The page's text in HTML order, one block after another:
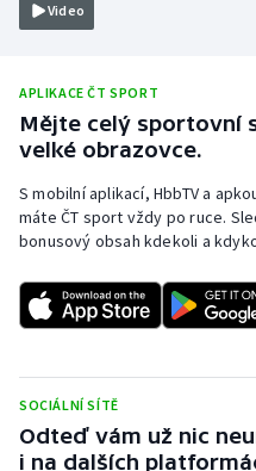
Ragby
Rychlobruslení
Rychlostní kanoistika
Sportovní střelba
Stolní tenis
Triatlon
Video
APLIKACE ČT SPORT
Mějte celý sportovní
velké obrazovce.
S mobilní aplikací, HbbTV a
máte ČT sport vždy po ruce.
bonusový obsah kdekoli a
SOCIÁLNÍ SÍTĚ
Odteď vám už nic
i na dalších